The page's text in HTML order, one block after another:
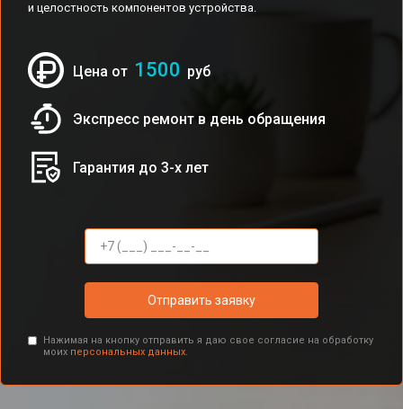
и целостность компонентов устройства.
Цена от 1500 руб
Экспресс ремонт в день обращения
Гарантия до 3-х лет
Отправить заявку
Нажимая на кнопку отправить я даю свое согласие на обработку
моих персональных данных.